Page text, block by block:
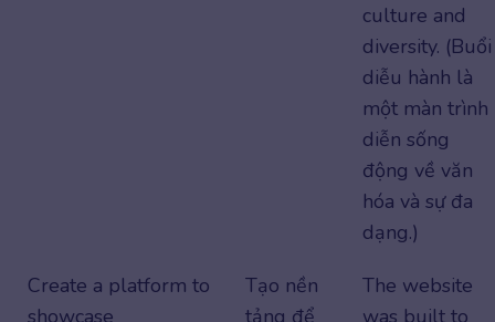
culture and
diversity. (Buổi
diễu hành là
một màn trình
diễn sống
động về văn
hóa và sự đa
dạng.)
Create a platform to
showcase
Tạo nền
tảng để
The website
was built to